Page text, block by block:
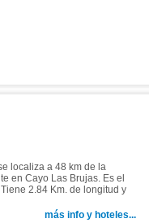
localiza a 48 km de la
en Cayo Las Brujas. Es el
2.84 Km. de longitud y
más info y hoteles...